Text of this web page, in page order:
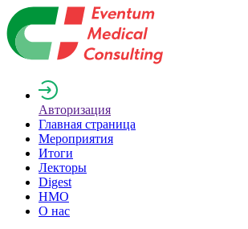
Авторизация
Главная страница
Мероприятия
Итоги
Лекторы
Digest
НМО
О нас